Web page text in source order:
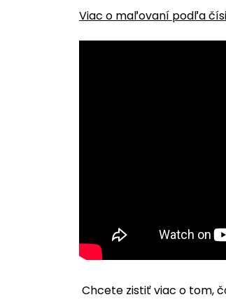
Viac o maľovaní podľa
Chcete zistiť viac o tom,